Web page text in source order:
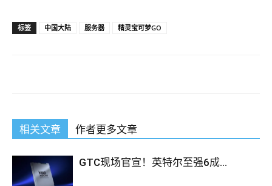
标签 中国大陆 服务器 精灵宝可梦GO
相关文章 作者更多文章
GTC现场官宣！英特尔至强6成...